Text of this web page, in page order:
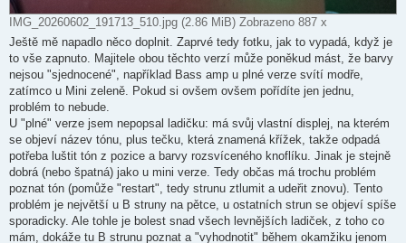
IMG_20260602_191713_510.jpg (2.86 MiB) Zobrazeno 887 x
Ještě mě napadlo něco doplnit. Zaprvé tedy fotku, jak to vypadá, když je
to vše zapnuto. Majitele obou těchto verzí může poněkud mást, že barvy
nejsou "sjednocené", například Bass amp u plné verze svítí modře,
zatímco u Mini zeleně. Pokud si ovšem ovšem pořídíte jen jednu,
problém to nebude.
U "plné" verze jsem nepopsal ladičku: má svůj vlastní displej, na kterém
se objeví název tónu, plus tečku, která znamená křížek, takže odpadá
potřeba luštit tón z pozice a barvy rozsvíceného knoflíku. Jinak je stejně
dobrá (nebo špatná) jako u mini verze. Tedy občas má trochu problém
poznat tón (pomůže "restart", tedy strunu ztlumit a udeřit znovu). Tento
problém je největší u B struny na pětce, u ostatních strun se objeví spíše
sporadicky. Ale tohle je bolest snad všech levnějších ladiček, z toho co
mám, dokáže tu B strunu poznat a "vyhodnotit" během okamžiku jenom